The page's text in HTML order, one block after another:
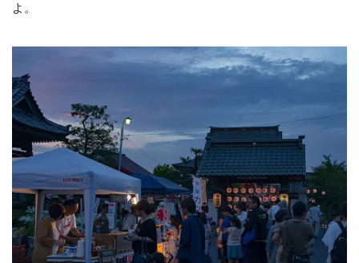
よ。